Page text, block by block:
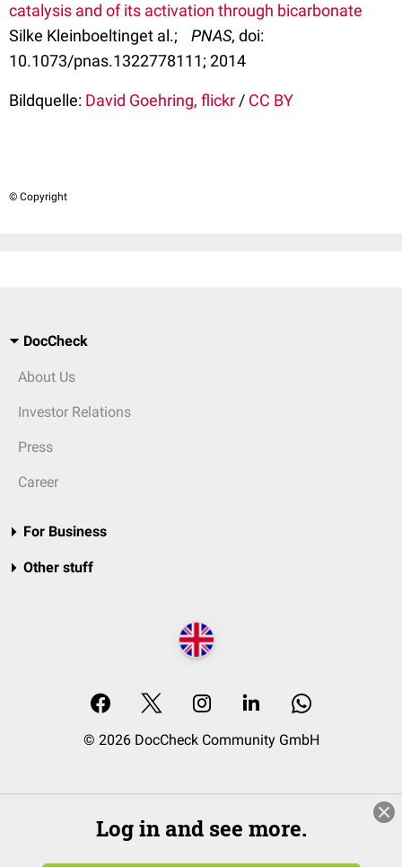
catalysis and of its activation through bicarbonate
Silke Kleinboeltinget al.;
PNAS, doi:
10.1073/pnas.1322778111; 2014
Bildquelle: David Goehring, flickr / CC BY
© Copyright
DocCheck
About Us
Investor Relations
Press
Career
For Business
Other stuff
© 2026 DocCheck Community GmbH
Log in and see more.